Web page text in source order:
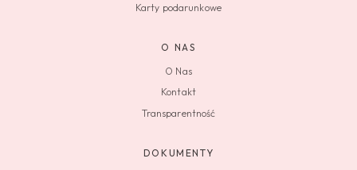
Karty podarunkowe
O NAS
O Nas
Kontakt
Transparentność
DOKUMENTY